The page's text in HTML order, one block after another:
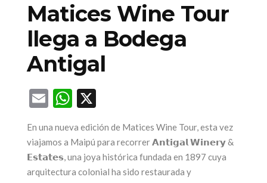
una nueva
Matices Wine Tour
llega a Bodega
Antigal
EmailWhatsApp
En una nueva edición de Matices Wine Tour, esta vez
viajamos a Maipú para recorrer 𝗔𝗻𝘁𝗶𝗴𝗮𝗹 𝗪𝗶𝗻𝗲𝗿𝘆 &
𝗘𝘀𝘁𝗮𝘁𝗲𝘀, una joya histórica fundada en 1897 cuya
arquitectura colonial ha sido restaurada y